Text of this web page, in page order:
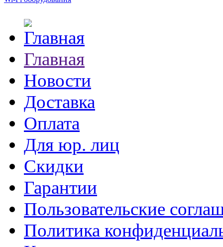
Главная
Новости
Доставка
Оплата
Для юр. лиц
Скидки
Гарантии
Пользовательские
Политика